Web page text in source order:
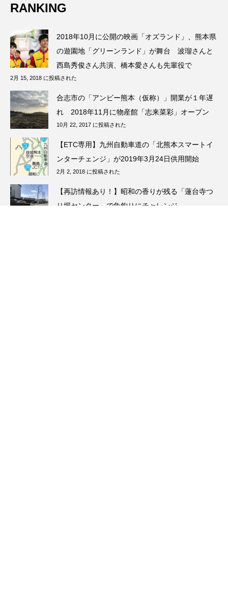
RANKING
2018年10月に公開の映画「オズランド」、熊本県
の遊園地「グリーンランド」が舞台 波瑠さんと
西島秀俊さん共演、橋本愛さんも先輩役で
2月 15, 2018 に投稿された
合志市の「アンビー熊本（仮称）」開業が１年遅
れ 2018年11月に物産館「志来菜彩」オープン
10月 22, 2017 に投稿された
【ETC専用】九州自動車道の「北熊本スマートイ
ンターチェンジ」が2019年3月24日供用開始
2月 2, 2018 に投稿された
【再訪情報あり！】昭和の香りが残る「蓮台寺つ
り堀センター」で魚釣りにチャレンジ